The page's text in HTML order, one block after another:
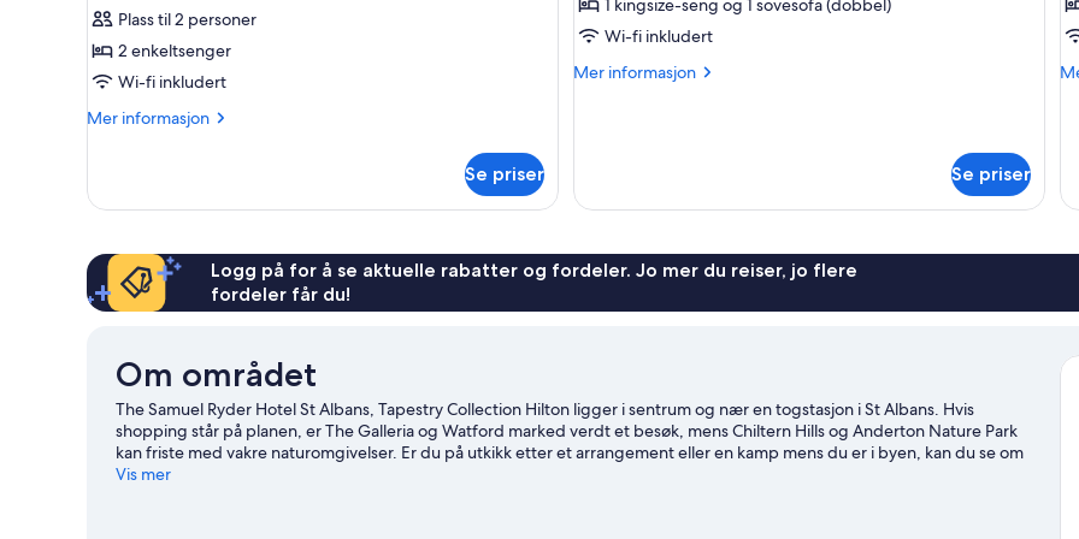
av
Rom,
2
enkeltsenger
anmeldelser)
Plass til 2 personer
2 enkeltsenger
Wi-fi inkludert
Mer informasjon
Mer
2
Se priser
av
Suite,
1
(Mitchell)
1 kingsize-seng og 1 sovesofa (dobbel)
Wi-fi inkludert
Mer informasjon
Mer
seng
(Mitchell)
Se priser
1
Logg på for å se aktuelle rabatter og fordeler. Jo mer du reiser, jo flere
fordeler får du!
Om området
The Samuel Ryder Hotel St Albans, Tapestry Collection Hilton ligger i sentrum og nær en togstasjon i St Albans. Hvis
shopping står på planen, er The Galleria og Watford marked verdt et besøk, mens Chiltern Hills og Anderton Nature Park
kan friste med vakre naturomgivelser. Er du på utkikk etter et arrangement eller en kamp mens du er i byen, kan du se om
det skjer noe spennende på Clarence Park eller Planet Ice.
Vis mer